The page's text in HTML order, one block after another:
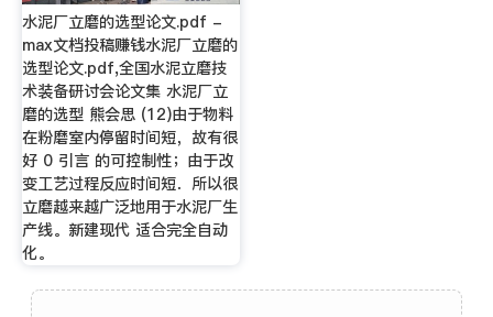
水泥厂立磨的选型论文.pdf -
max文档投稿赚钱水泥厂立磨的
选型论文.pdf,全国水泥立磨技
术装备研讨会论文集 水泥厂立
磨的选型 熊会思 (12)由于物料
在粉磨室内停留时间短，故有很
好 0 引言 的可控制性；由于改
变工艺过程反应时间短．所以很
立磨越来越广泛地用于水泥厂生
产线。新建现代 适合完全自动
化。